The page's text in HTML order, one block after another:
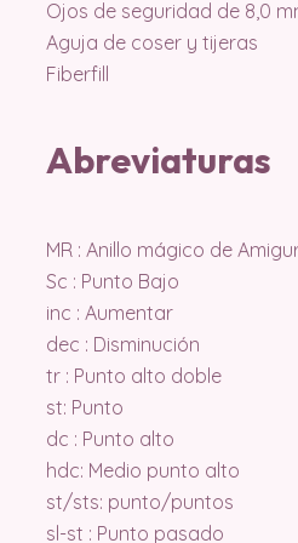
Ojos de seguridad de 8,0
Aguja de coser y tijeras
Fiberfill
Abreviaturas
MR : Anillo mágico de
Sc : Punto Bajo
inc : Aumentar
dec : Disminución
tr : Punto alto doble
st: Punto
dc : Punto alto
hdc: Medio punto alto
st/sts: punto/puntos
sl-st : Punto pasado